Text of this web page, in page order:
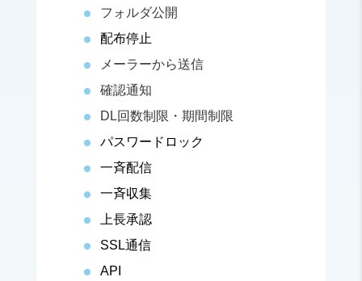
フォルダ公開
配布停止
メーラーから送信
確認通知
DL回数制限・期間制限
パスワードロック
一斉配信
一斉収集
上長承認
SSL通信
API